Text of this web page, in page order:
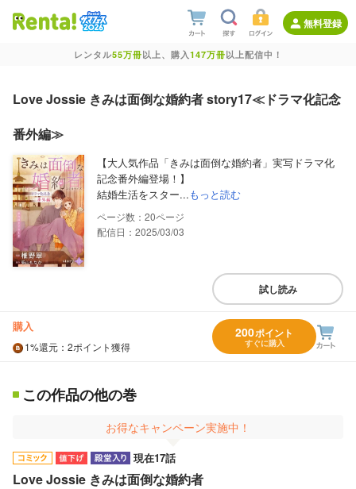
無料登録
レンタル55万冊以上、購入147万冊以上配信中！
Love Jossie きみは面倒な婚約者 story17≪ドラマ化記念
番外編≫
【大人気作品「きみは面倒な婚約者」実写ドラマ化
記念番外編登場！】
結婚生活をスター...もっと読む
20
配信日：2025/03/03
試し読み
購入
1%還元 ：2ポイント獲得
200ポイント
すぐに購入
この作品の他の巻
お得なキャンペーン実施中！
現在17話
Love Jossie きみは面倒な婚約者